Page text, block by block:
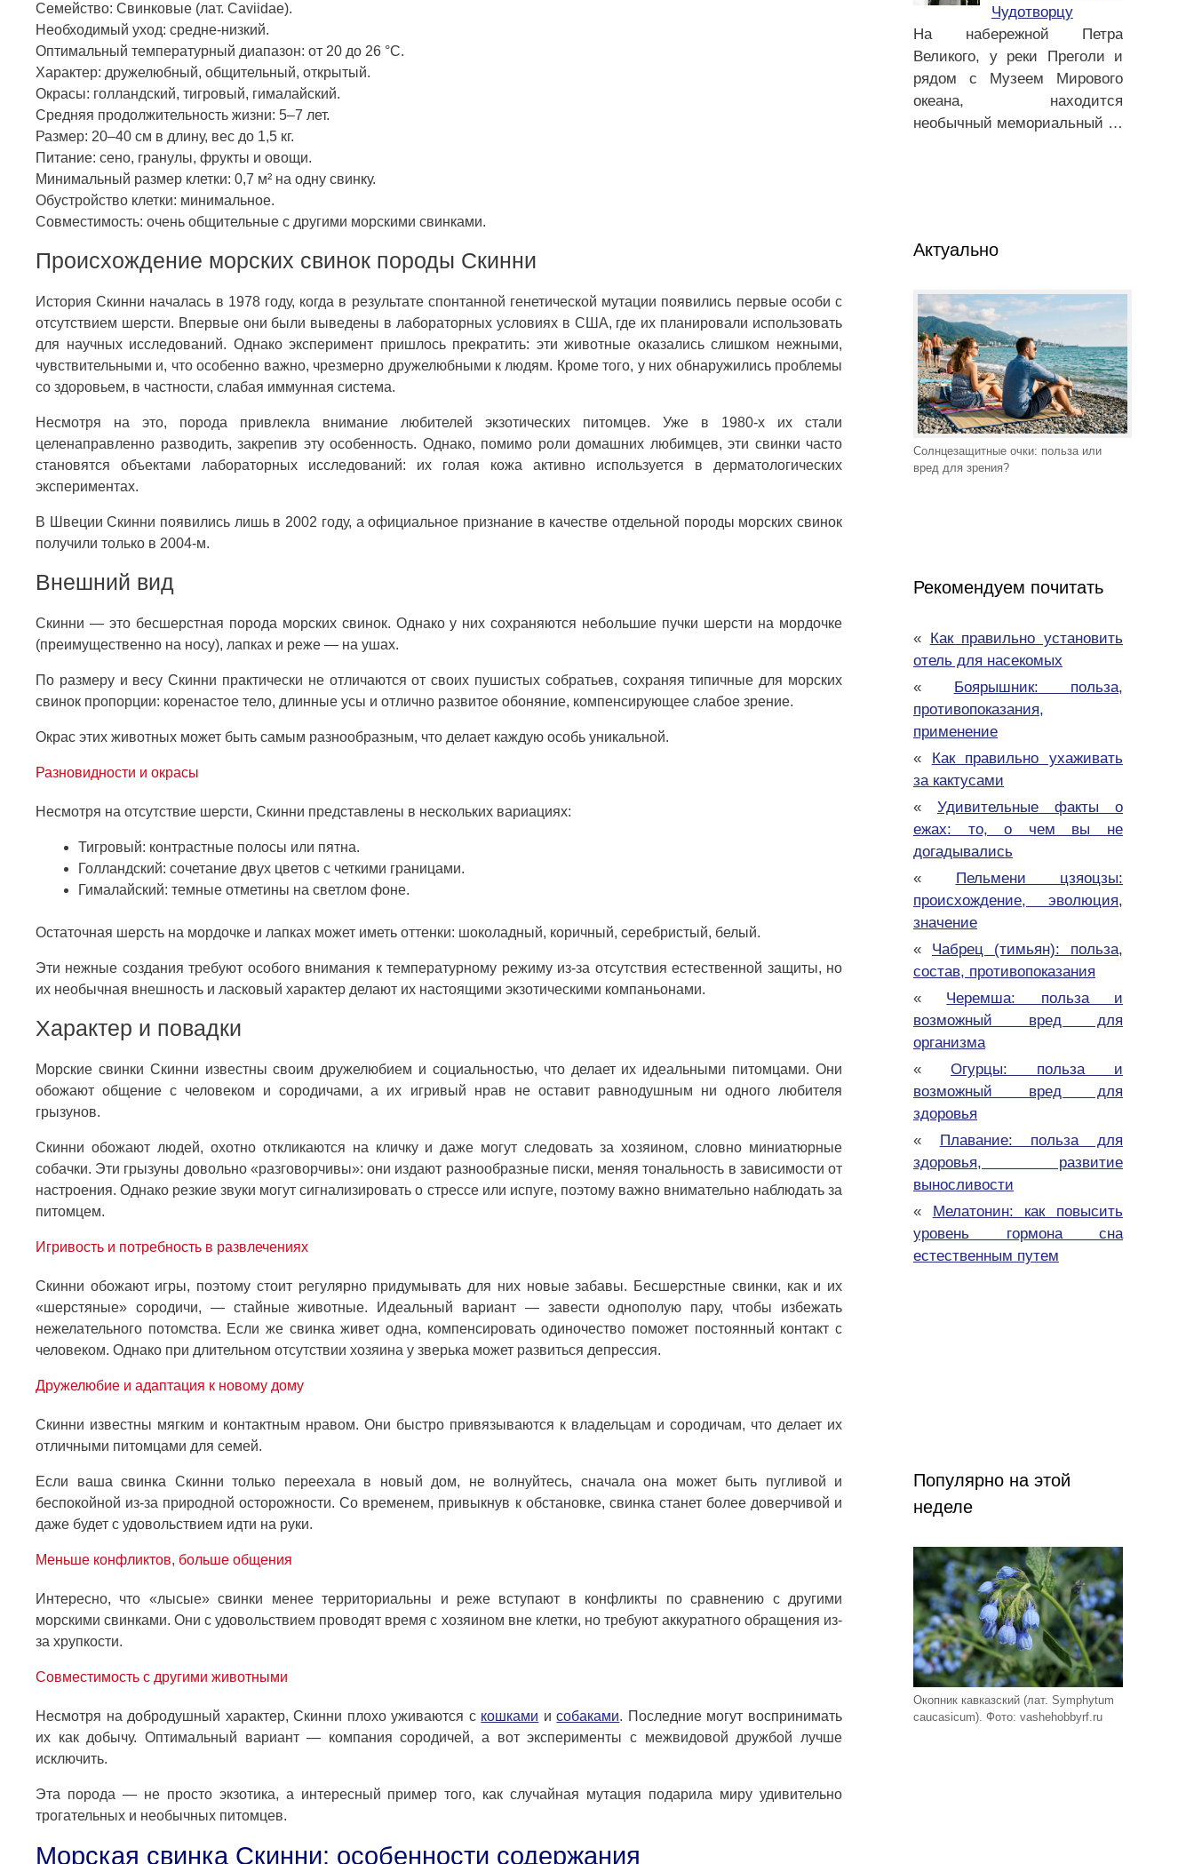
Семейство: Свинковые (лат. Caviidae).
Необходимый уход: средне-низкий.
Оптимальный температурный диапазон: от 20 до 26 °С.
Характер: дружелюбный, общительный, открытый.
Окрасы: голландский, тигровый, гималайский.
Средняя продолжительность жизни: 5–7 лет.
Размер: 20–40 см в длину, вес до 1,5 кг.
Питание: сено, гранулы, фрукты и овощи.
Минимальный размер клетки: 0,7 м² на одну свинку.
Обустройство клетки: минимальное.
Совместимость: очень общительные с другими морскими свинками.
Происхождение морских свинок породы Скинни
История Скинни началась в 1978 году, когда в результате спонтанной генетической мутации появились первые особи с
отсутствием шерсти. Впервые они были выведены в лабораторных условиях в США, где их планировали использовать
для научных исследований. Однако эксперимент пришлось прекратить: эти животные оказались слишком нежными,
чувствительными и, что особенно важно, чрезмерно дружелюбными к людям. Кроме того, у них обнаружились проблемы
со здоровьем, в частности, слабая иммунная система.
Несмотря на это, порода привлекла внимание любителей экзотических питомцев. Уже в 1980-х их стали
целенаправленно разводить, закрепив эту особенность. Однако, помимо роли домашних любимцев, эти свинки часто
становятся объектами лабораторных исследований: их голая кожа активно используется в дерматологических
экспериментах.
В Швеции Скинни появились лишь в 2002 году, а официальное признание в качестве отдельной породы морских свинок
получили только в 2004-м.
Внешний вид
Скинни — это бесшерстная порода морских свинок. Однако у них сохраняются небольшие пучки шерсти на мордочке
(преимущественно на носу), лапках и реже — на ушах.
По размеру и весу Скинни практически не отличаются от своих пушистых собратьев, сохраняя типичные для морских
свинок пропорции: коренастое тело, длинные усы и отлично развитое обоняние, компенсирующее слабое зрение.
Окрас этих животных может быть самым разнообразным, что делает каждую особь уникальной.
Разновидности и окрасы
Несмотря на отсутствие шерсти, Скинни представлены в нескольких вариациях:
Тигровый: контрастные полосы или пятна.
Голландский: сочетание двух цветов с четкими границами.
Гималайский: темные отметины на светлом фоне.
Остаточная шерсть на мордочке и лапках может иметь оттенки: шоколадный, коричный, серебристый, белый.
Эти нежные создания требуют особого внимания к температурному режиму из-за отсутствия естественной защиты, но
их необычная внешность и ласковый характер делают их настоящими экзотическими компаньонами.
Характер и повадки
Морские свинки Скинни известны своим дружелюбием и социальностью, что делает их идеальными питомцами. Они
обожают общение с человеком и сородичами, а их игривый нрав не оставит равнодушным ни одного любителя
грызунов.
Скинни обожают людей, охотно откликаются на кличку и даже могут следовать за хозяином, словно миниатюрные
собачки. Эти грызуны довольно «разговорчивы»: они издают разнообразные писки, меняя тональность в зависимости от
настроения. Однако резкие звуки могут сигнализировать о стрессе или испуге, поэтому важно внимательно наблюдать за
питомцем.
Игривость и потребность в развлечениях
Скинни обожают игры, поэтому стоит регулярно придумывать для них новые забавы. Бесшерстные свинки, как и их
«шерстяные» сородичи, — стайные животные. Идеальный вариант — завести однополую пару, чтобы избежать
нежелательного потомства. Если же свинка живет одна, компенсировать одиночество поможет постоянный контакт с
человеком. Однако при длительном отсутствии хозяина у зверька может развиться депрессия.
Дружелюбие и адаптация к новому дому
Скинни известны мягким и контактным нравом. Они быстро привязываются к владельцам и сородичам, что делает их
отличными питомцами для семей.
Если ваша свинка Скинни только переехала в новый дом, не волнуйтесь, сначала она может быть пугливой и
беспокойной из-за природной осторожности. Со временем, привыкнув к обстановке, свинка станет более доверчивой и
даже будет с удовольствием идти на руки.
Меньше конфликтов, больше общения
Интересно, что «лысые» свинки менее территориальны и реже вступают в конфликты по сравнению с другими
морскими свинками. Они с удовольствием проводят время с хозяином вне клетки, но требуют аккуратного обращения из-
за хрупкости.
Совместимость с другими животными
Несмотря на добродушный характер, Скинни плохо уживаются с кошками исобаками. Последние могут воспринимать
их как добычу. Оптимальный вариант — компания сородичей, а вот эксперименты с межвидовой дружбой лучше
исключить.
Эта порода — не просто экзотика, а интересный пример того, как случайная мутация подарила миру удивительно
трогательных и необычных питомцев.
Морская свинка Скинни: особенности содержания
Чудотворцу
На набережной Петра
Великого, у реки Преголи и
рядом с Музеем Мирового
океана, находится
необычный мемориальный …
Актуально
Солнцезащитные очки: польза или
вред для зрения?
Рекомендуем почитать
«
Как правильно установить
отель для насекомых
«
Боярышник: польза,
противопоказания,
применение
«
Как правильно ухаживать
за кактусами
« Удивительные факты о
ежах: то, о чем вы не
догадывались
«
Пельмени цзяоцзы:
происхождение, эволюция,
значение
« Чабрец (тимьян): польза,
состав, противопоказания
« Черемша: польза и
возможный вред для
организма
« Огурцы: польза и
возможный вред для
здоровья
«
Плавание: польза для
здоровья, развитие
выносливости
«
Мелатонин: как повысить
уровень гормона сна
естественным путем
Популярно на этой
неделе
Окопник кавказский (лат. Symphytum
caucasicum). Фото: vashehobbyrf.ru